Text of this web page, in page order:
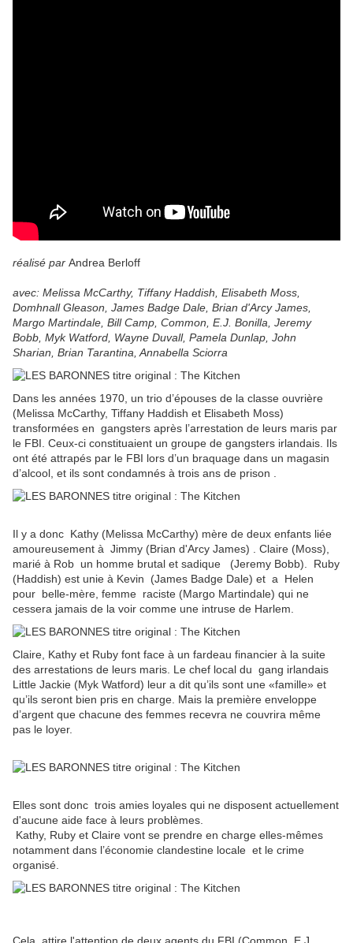
réalisé par Andrea Berloff
avec: Melissa McCarthy, Tiffany Haddish, Elisabeth Moss,
Domhnall Gleason, James Badge Dale, Brian d'Arcy James,
Margo Martindale, Bill Camp, Common, E.J. Bonilla, Jeremy
Bobb, Myk Watford, Wayne Duvall, Pamela Dunlap, John
Sharian, Brian Tarantina, Annabella Sciorra
Dans les années 1970, un trio d’épouses de la classe ouvrière
(Melissa McCarthy, Tiffany Haddish et Elisabeth Moss)
transformées en gangsters après l’arrestation de leurs maris par
le FBI. Ceux-ci constituaient un groupe de gangsters irlandais. Ils
ont été attrapés par le FBI lors d’un braquage dans un magasin
d’alcool, et ils sont condamnés à trois ans de prison
Il y a donc Kathy (Melissa McCarthy) mère de deux enfants liée
amoureusement à Jimmy (Brian d'Arcy James) . Claire (Moss),
marié à Rob un homme brutal et sadique (Jeremy Bobb). Ruby
(Haddish) est unie à Kevin (James Badge Dale) et a Helen
pour belle-mère, femme raciste (Margo Martindale) qui ne
cessera jamais de la voir comme une intruse de Harlem.
Claire, Kathy et Ruby font face à un fardeau financier à la suite
des arrestations de leurs maris. Le chef local du gang irlandais
Little Jackie (Myk Watford) leur a dit qu’ils sont une «famille» et
qu’ils seront bien pris en charge. Mais la première enveloppe
d’argent que chacune des femmes recevra ne couvrira même
pas le loyer.
Elles sont donc trois amies loyales qui ne disposent actuellement
d'aucune aide face à leurs problèmes.
Kathy, Ruby et Claire vont se prendre en charge elles-mêmes
notamment dans l’économie clandestine locale et le crime
organisé.